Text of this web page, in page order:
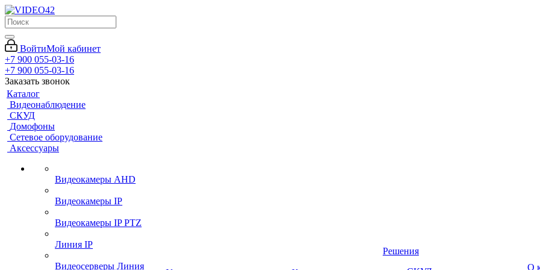
ВойтиМой кабинет
+7 900 055-03-16
+7 900 055-03-16
Заказать звонок
Каталог
Видеонаблюдение
СКУД
Домофоны
Сетевое оборудование
Аксессуары
Видеокамеры AHD
Видеокамеры IP
Видеокамеры IP PTZ
Линия IP
Видеосерверы Линия
Решения
О